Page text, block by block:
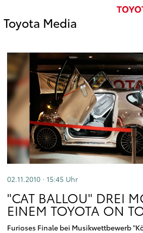
Toyota Media
02.11.2010 · 15:45 Uhr
"CAT BALLOU" DREI
EINEM TOYOTA ON
Furioses Finale bei Musikwettbewerb